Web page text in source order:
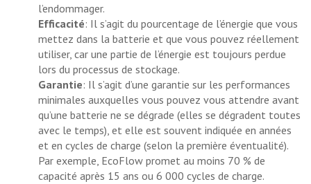
l’endommager.
Efficacité: Il s’agit du pourcentage de l’énergie que vous
mettez dans la batterie et que vous pouvez réellement
utiliser, car une partie de l’énergie est toujours perdue
lors du processus de stockage.
Garantie: Il s’agit d’une garantie sur les performances
minimales auxquelles vous pouvez vous attendre avant
qu’une batterie ne se dégrade (elles se dégradent toutes
avec le temps), et elle est souvent indiquée en années
et en cycles de charge (selon la première éventualité).
Par exemple, EcoFlow promet au moins 70 % de
capacité après 15 ans ou 6 000 cycles de charge.